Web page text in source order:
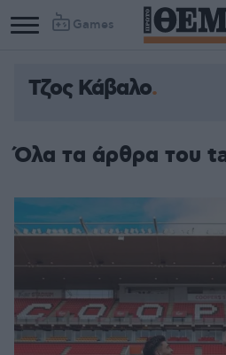
Games
Τζος Κάβαλο
Όλα τα άρθρα του